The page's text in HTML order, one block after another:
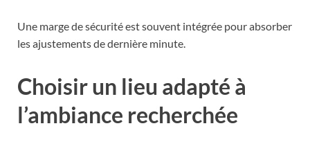
Une marge de sécurité est souvent intégrée pour absorber
les ajustements de dernière minute.
Choisir un lieu adapté à
l’ambiance recherchée